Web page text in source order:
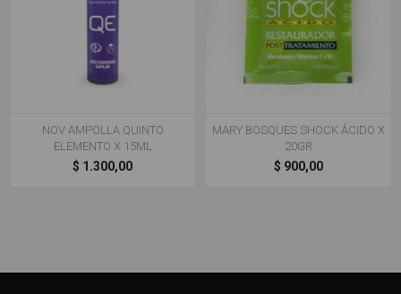
NOV AMPOLLA QUINTO
ELEMENTO X 15ML
$ 1.300,00
MARY BOSQUES SHOCK ÁCIDO X
20GR
$ 900,00